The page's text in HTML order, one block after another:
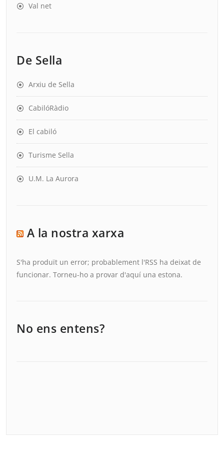
Val net
De Sella
Arxiu de Sella
CabilóRàdio
El cabiló
Turisme Sella
U.M. La Aurora
A la nostra xarxa
S'ha produït un error; probablement l'RSS ha deixat de
funcionar. Torneu-ho a provar d'aquí una estona.
No ens entens?